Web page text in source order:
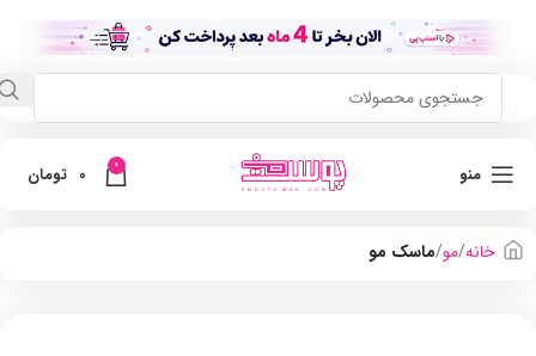
منو 0
0 تومان
خانه مو ماسک مو